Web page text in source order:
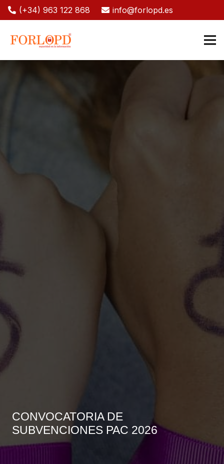
(+34) 963 122 868 info@forlopd.es
CONVOCATORIA DE
SUBVENCIONES PAC 2026